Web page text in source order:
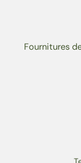
Fournitures